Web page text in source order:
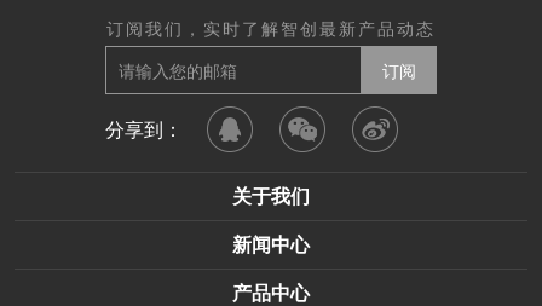
订阅我们，实时了解智创最新产品动态
分享到：
关于我们
新闻中心
产品中心